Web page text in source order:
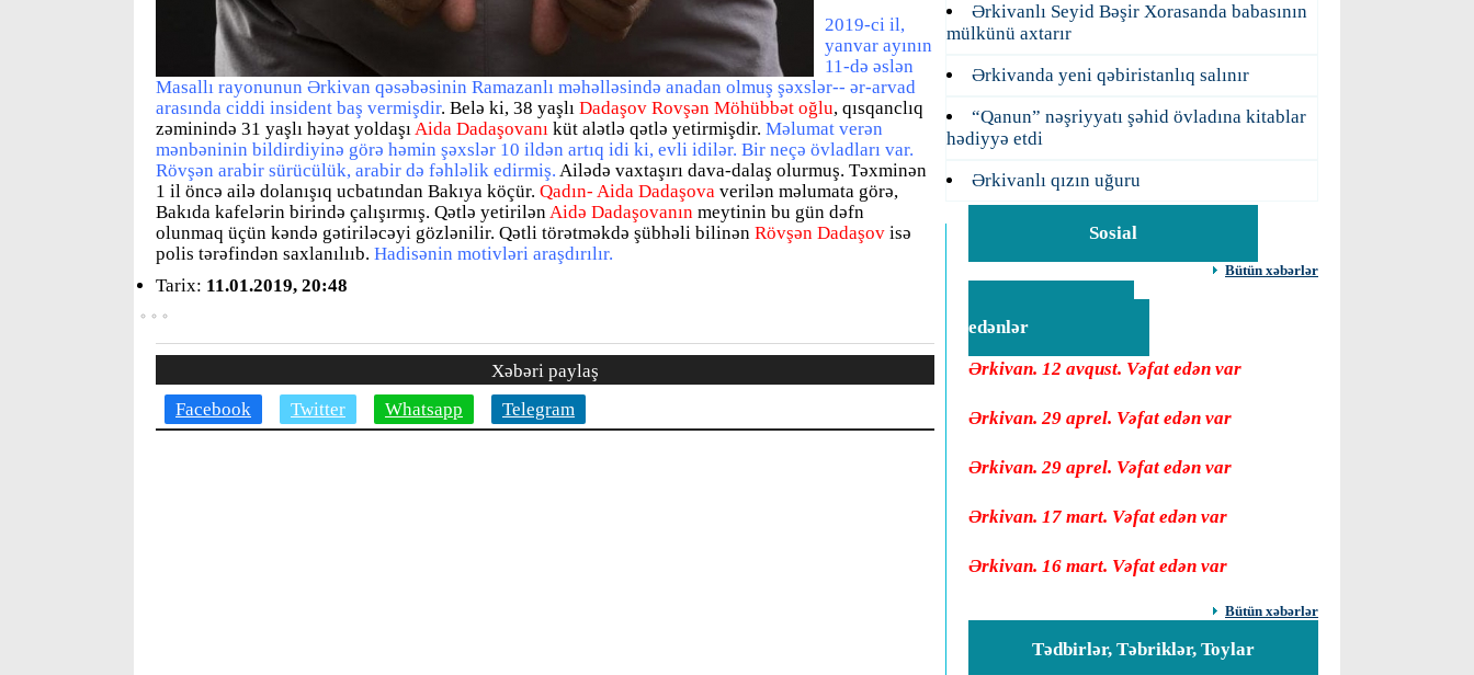
2019-ci il,
yanvar ayının
11-də əslən
Masallı rayonunun Ərkivan qəsəbəsinin Ramazanlı məhəlləsində anadan olmuş şəxslər-- ər-arvad
arasında ciddi insident baş vermişdir. Belə ki, 38 yaşlı Dadaşov Rovşən Möhübbət oğlu, qısqanclıq
zəminində 31 yaşlı həyat yoldaşıAida Dadaşovanı küt alətlə qətlə yetirmişdir. Məlumat verən
mənbəninin bildirdiyinə görə həmin şəxslər 10 ildən artıq idi ki, evli idilər. Bir neçə övladları var.
Rövşən arabir sürücülük, arabir də fəhləlik edirmiş. Ailədə vaxtaşırı dava-dalaş olurmuş. Təxminən
1 il öncə ailə dolanışıq ucbatından Bakıya köçür. Qadın- Aida Dadaşova verilən məlumata görə,
Bakıda kafelərin birində çalışırmış. Qətlə yetirilənAidə Dadaşovanın meytinin bu gün dəfn
olunmaq üçün kəndə gətiriləcəyi gözlənilir. Qətli törətməkdə şübhəli bilinən Rövşən Dadaşov isə
polis tərəfindən saxlanılııb. Hadisənin motivləri araşdırılır.
Tarix: 11.01.2019, 20:48
Xəbəri paylaş
Facebook
Twitter Whatsapp Telegram
Ərkivanlı Seyid Bəşir Xorasanda babasının
mülkünü axtarır
Ərkivanda yeni qəbiristanlıq salınır
“Qanun” nəşriyyatı şəhid övladına kitablar
hədiyyə etdi
Ərkivanlı qızın uğuru
Sosial
Bütün xəbərlər
edənlər
Ərkivan. 12 avqust. Vəfat edən var
Ərkivan. 29 aprel. Vəfat edən var
Ərkivan. 29 aprel. Vəfat edən var
Ərkivan. 17 mart. Vəfat edən var
Ərkivan. 16 mart. Vəfat edən var
Bütün xəbərlər
Tədbirlər, Təbriklər, Toylar